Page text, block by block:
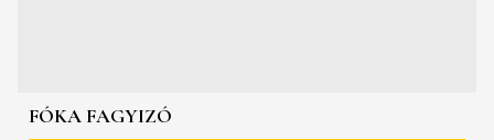
FÓKA FAGYIZÓ